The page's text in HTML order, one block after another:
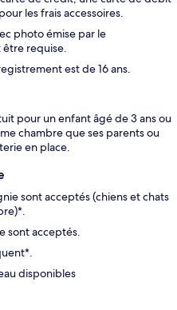
les frais accessoires.
photo émise par le
requise.
est de 16 ans.
pour un enfant âgé de 3 ans ou
chambre que ses parents ou
en place.
sont acceptés (chiens et chats
sont acceptés.
disponibles